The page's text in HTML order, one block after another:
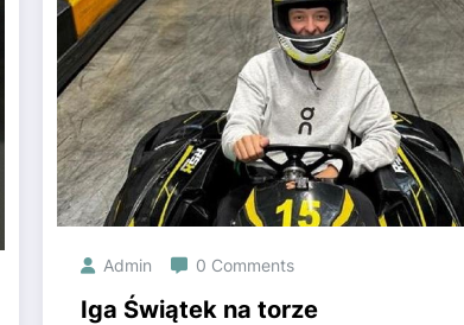
Admin 0 Comments
Iga Świątek na torze